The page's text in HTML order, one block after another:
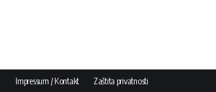
Impressum / Kontakt Zaštita privatnosti